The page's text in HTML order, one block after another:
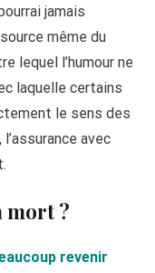
jamais
même du
lequel l’humour ne
laquelle certains
le sens des
avec
mort ?
revenir